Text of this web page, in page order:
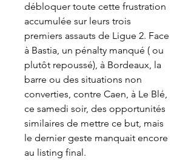
débloquer toute cette frustration
accumulée sur leurs trois
premiers assauts de Ligue 2. Face
à Bastia, un pénalty manqué ( ou
plutôt repoussé), à Bordeaux, la
barre ou des situations non
converties, contre Caen, à Le Blé,
ce samedi soir, des opportunités
similaires de mettre ce but, mais
le dernier geste manquait encore
au listing final.